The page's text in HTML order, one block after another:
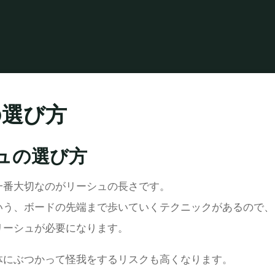
び方
の選び方
大切なのがリーシュの長さです。
、ボードの先端まで歩いていくテクニックがあるので、
シュが必要になります。
ぶつかって怪我をするリスクも高くなります。